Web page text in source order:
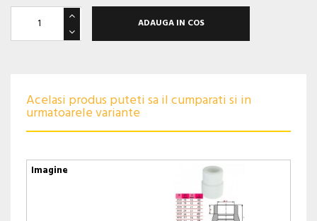
ADAUGA IN COS
Acelasi produs puteti sa il cumparati si in
urmatoarele variante